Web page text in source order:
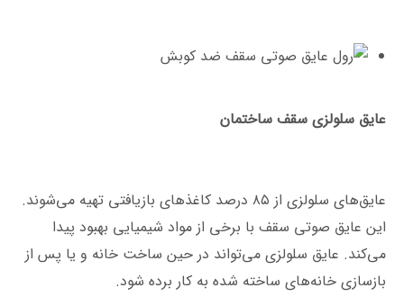
عایق سلولزی سقف ساختمان
عایق‌های سلولزی از ۸۵ درصد کاغذهای بازیافتی تهیه می‌شوند.
این عایق صوتی سقف با برخی از مواد شیمیایی بهبود پیدا
می‌کند. عایق سلولزی می‌تواند در حین ساخت خانه و یا پس از
بازسازی خانه‌های ساخته شده به کار برده شود.